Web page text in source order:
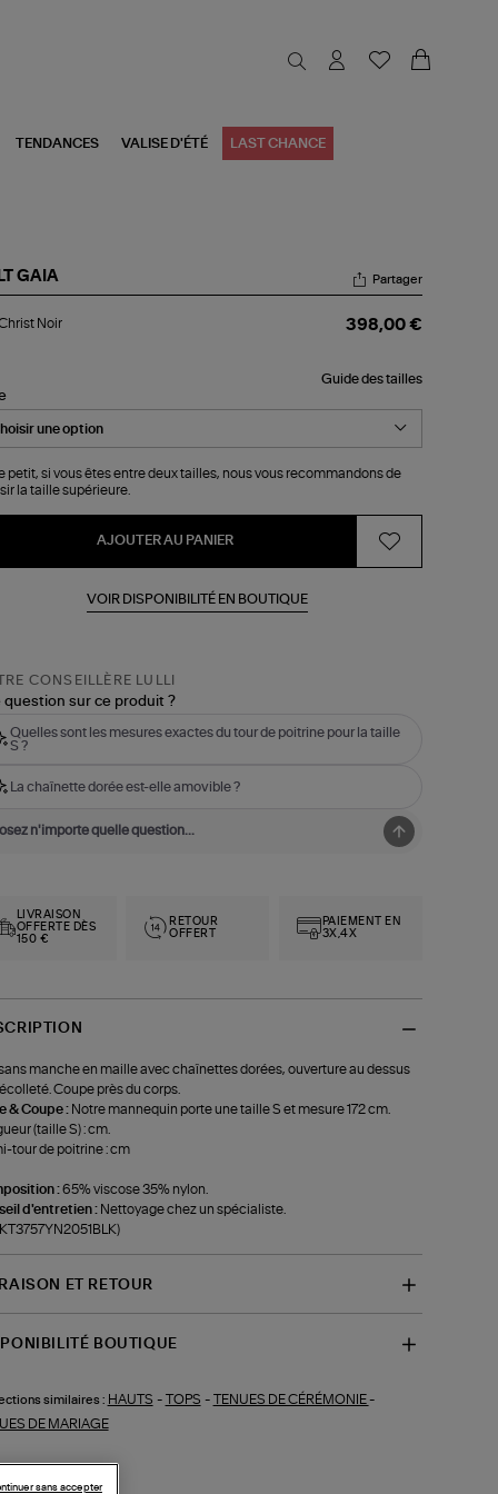
TENDANCES VALISE D'ÉTÉ LAST CHANCE
GAIA Partager
Christ Noir 398,00 €
Guide des tailles
petit, si vous êtes entre deux tailles, nous vous recommandons de
la taille supérieure.
AJOUTER AU PANIER
VOIR DISPONIBILITÉ EN BOUTIQUE
CONSEILLÈRE LULLI
question sur ce produit ?
Quelles sont les mesures exactes du tour de poitrine pour la taille
S ?
La chaînette dorée est-elle amovible ?
LIVRAISON
OFFERTE DÈS
150 €
RETOUR
OFFERT
PAIEMENT EN
3X,4X
manche en maille avec chaînettes dorées, ouverture au dessus
Coupe près du corps.
& Coupe : Notre mannequin porte une taille S et mesure 172 cm.
(taille S) : cm.
tour de poitrine : cm
:65% viscose 35% nylon.
d'entretien : Nettoyage chez un spécialiste.
ET RETOUR
BOUTIQUE
similaires : HAUTS - TOPS - TENUES DE CÉRÉMONIE-
DE MARIAGE
sans accepter